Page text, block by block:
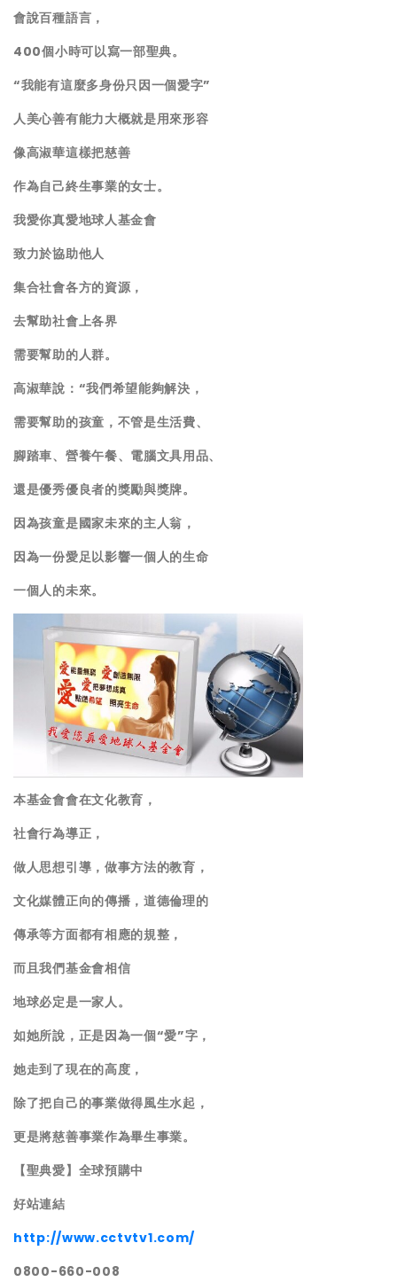
會說百種語言，
400個小時可以寫一部聖典。
“我能有這麼多身份只因一個愛字”
人美心善有能力大概就是用來形容
像高淑華這樣把慈善
作為自己終生事業的女士。
我愛你真愛地球人基金會
致力於協助他人
集合社會各方的資源，
去幫助社會上各界
需要幫助的人群。
高淑華說：“我們希望能夠解決，
需要幫助的孩童，不管是生活費、
腳踏車、營養午餐、電腦文具用品、
還是優秀優良者的獎勵與獎牌。
因為孩童是國家未來的主人翁，
因為一份愛足以影響一個人的生命
一個人的未來。
本基金會會在文化教育，
社會行為導正，
做人思想引導，做事方法的教育，
文化媒體正向的傳播，道德倫理的
傳承等方面都有相應的規整，
而且我們基金會相信
地球必定是一家人。
如她所說，正是因為一個“愛”字，
她走到了現在的高度，
除了把自己的事業做得風生水起，
更是將慈善事業作為畢生事業。
【聖典愛】全球預購中
好站連結
http://www.cctvtv1.com/
0800-660-008